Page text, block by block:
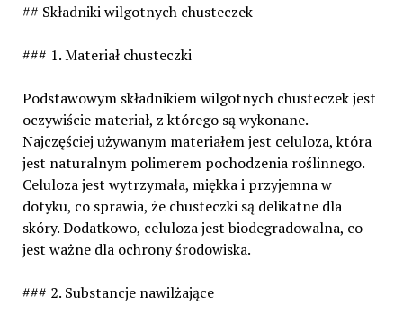
## Składniki wilgotnych chusteczek
### 1. Materiał chusteczki
Podstawowym składnikiem wilgotnych chusteczek jest
oczywiście materiał, z którego są wykonane.
Najczęściej używanym materiałem jest celuloza, która
jest naturalnym polimerem pochodzenia roślinnego.
Celuloza jest wytrzymała, miękka i przyjemna w
dotyku, co sprawia, że chusteczki są delikatne dla
skóry. Dodatkowo, celuloza jest biodegradowalna, co
jest ważne dla ochrony środowiska.
### 2. Substancje nawilżające